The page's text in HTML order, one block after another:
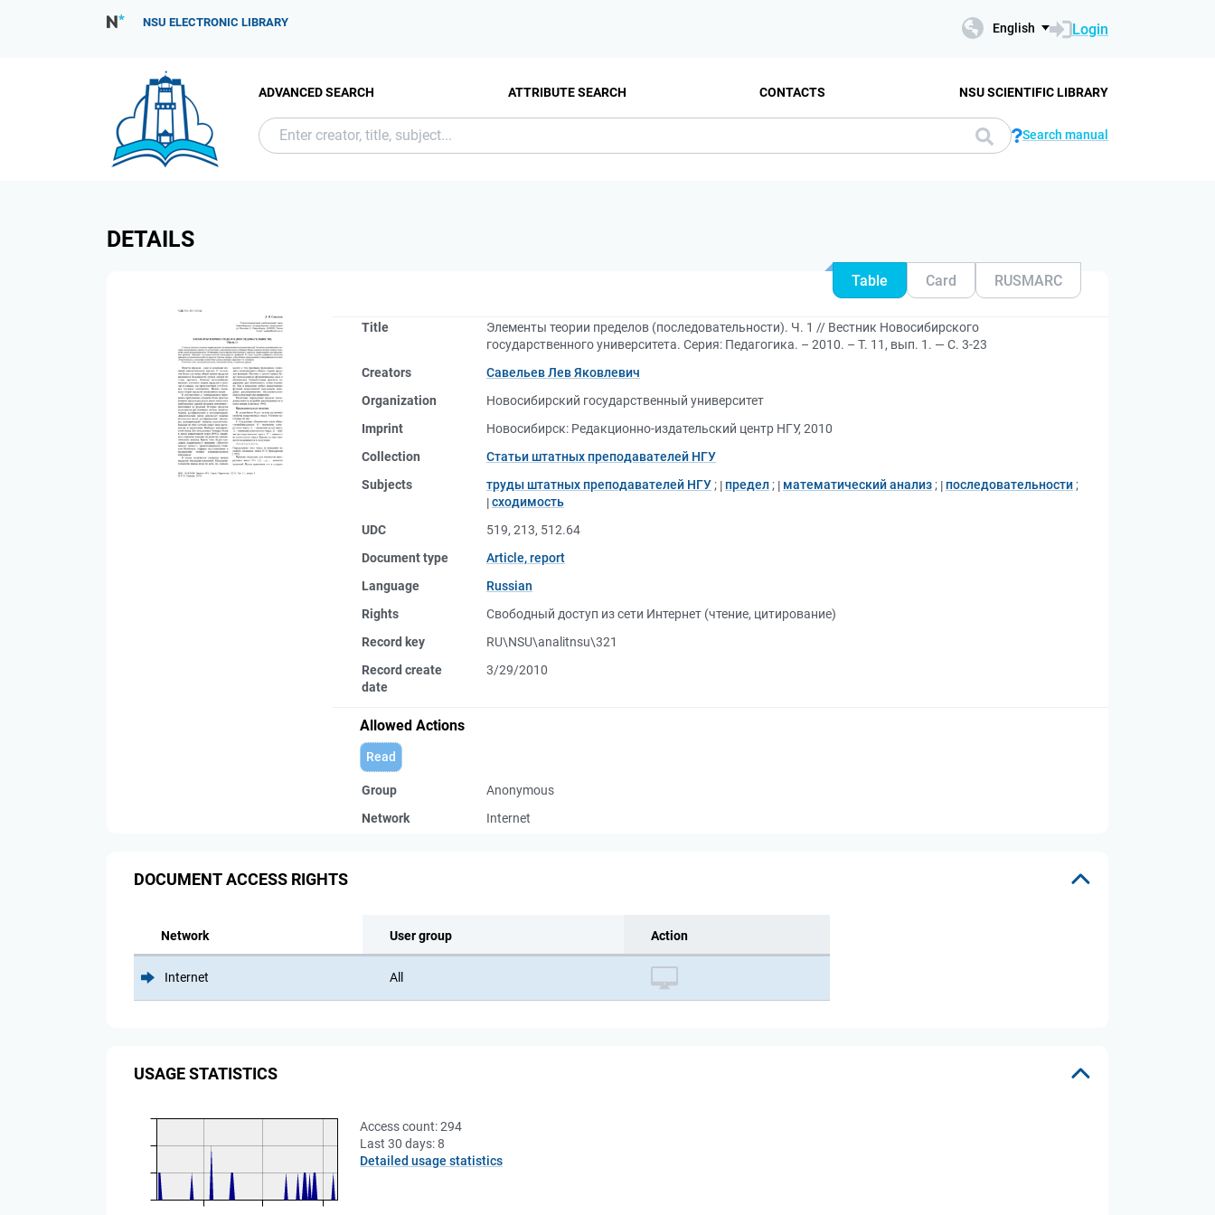
NSU ELECTRONIC LIBRARY English Login
ADVANCED SEARCH ATTRIBUTE SEARCH CONTACTS NSU SCIENTIFIC LIBRARY
Search manual
DETAILS
Table Card RUSMARC
Title
Элементы теории пределов (последовательности). Ч. 1 // Вестник Новосибирского
государственного университета. Серия: Педагогика. – 2010. – Т. 11, вып. 1. — С. 3-23
Creators
Савельев Лев Яковлевич
Organization
Новосибирский государственный университет
Imprint
Новосибирск: Редакционно-издательский центр НГУ, 2010
Collection
Статьи штатных преподавателей НГУ
Subjects
труды штатных преподавателей НГУ ; предел ; математический анализ ; последовательности ;
сходимость
UDC
519, 213, 512.64
Document type
Article, report
Language
Russian
Rights
Свободный доступ из сети Интернет (чтение, цитирование)
Record key
RU\NSU\analitnsu\321
Record create
date
3/29/2010
Allowed Actions
Read
Group
Anonymous
Network
Internet
DOCUMENT ACCESS RIGHTS
Network User group Action
Internet All
USAGE STATISTICS
Access count:294
Last 30 days:8
Detailed usage statistics